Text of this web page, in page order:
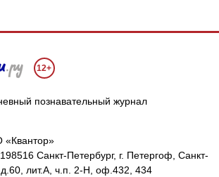
12+
познавательный журнал
Санкт-Петербург, г. Петергоф, Санкт-
д.60, лит.А, ч.п. 2-Н, оф.432, 434